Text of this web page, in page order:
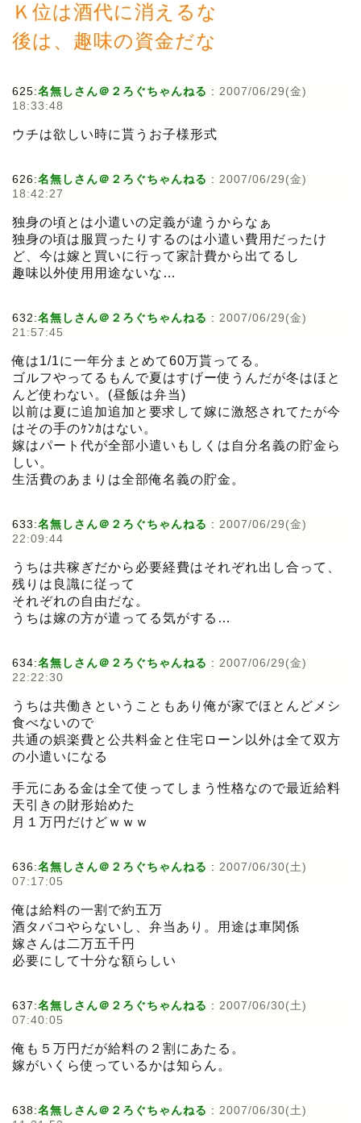
Ｋ位は酒代に消えるな
後は、趣味の資金だな
625:名無しさん＠２ろぐちゃんねる : 2007/06/29(金)
18:33:48
ウチは欲しい時に貰うお子様形式
626:名無しさん＠２ろぐちゃんねる : 2007/06/29(金)
18:42:27
独身の頃とは小遣いの定義が違うからなぁ
独身の頃は服買ったりするのは小遣い費用だったけ
ど、今は嫁と買いに行って家計費から出てるし
趣味以外使用用途ないな…
632:名無しさん＠２ろぐちゃんねる : 2007/06/29(金)
21:57:45
俺は1/1に一年分まとめて60万貰ってる。
ゴルフやってるもんで夏はすげー使うんだが冬はほと
んど使わない。(昼飯は弁当)
以前は夏に追加追加と要求して嫁に激怒されてたが今
はその手のｹﾝｶはない。
嫁はパート代が全部小遣いもしくは自分名義の貯金ら
しい。
生活費のあまりは全部俺名義の貯金。
633:名無しさん＠２ろぐちゃんねる : 2007/06/29(金)
22:09:44
うちは共稼ぎだから必要経費はそれぞれ出し合って、
残りは良識に従って
それぞれの自由だな。
うちは嫁の方が遣ってる気がする…
634:名無しさん＠２ろぐちゃんねる : 2007/06/29(金)
22:22:30
うちは共働きということもあり俺が家でほとんどメシ
食べないので
共通の娯楽費と公共料金と住宅ローン以外は全て双方
の小遣いになる
手元にある金は全て使ってしまう性格なので最近給料
天引きの財形始めた
月１万円だけどｗｗｗ
636:名無しさん＠２ろぐちゃんねる : 2007/06/30(土)
07:17:05
俺は給料の一割で約五万
酒タバコやらないし、弁当あり。用途は車関係
嫁さんは二万五千円
必要にして十分な額らしい
637:名無しさん＠２ろぐちゃんねる : 2007/06/30(土)
07:40:05
俺も５万円だが給料の２割にあたる。
嫁がいくら使っているかは知らん。
638:名無しさん＠２ろぐちゃんねる : 2007/06/30(土)